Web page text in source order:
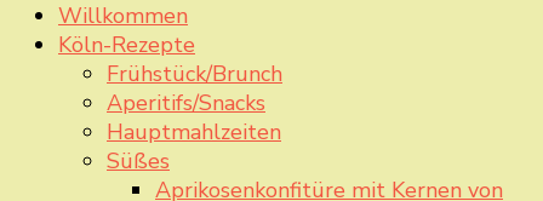
Willkommen
Köln-Rezepte
Frühstück/Brunch
Aperitifs/Snacks
Hauptmahlzeiten
Süßes
Aprikosenkonfitüre mit Kernen von